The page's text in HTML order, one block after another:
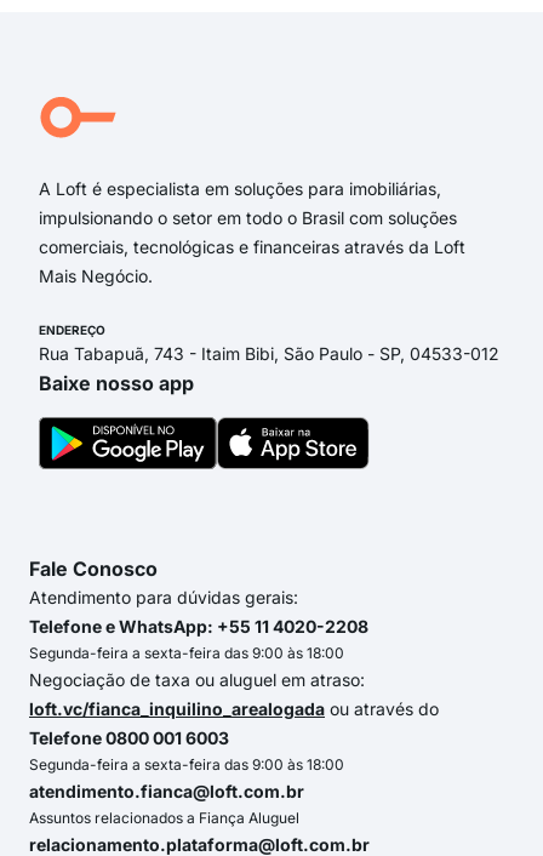
A Loft é especialista em soluções para imobiliárias,
impulsionando o setor em todo o Brasil com soluções
comerciais, tecnológicas e financeiras através da Loft
Mais Negócio.
ENDEREÇO
Rua Tabapuã, 743 - Itaim Bibi, São Paulo - SP, 04533-012
Baixe nosso app
Fale Conosco
Atendimento para dúvidas gerais:
Telefone e WhatsApp: +55 11 4020-2208
Segunda-feira a sexta-feira das 9:00 às 18:00
Negociação de taxa ou aluguel em atraso:
loft.vc/fianca_inquilino_arealogada ou através do
Telefone 0800 001 6003
Segunda-feira a sexta-feira das 9:00 às 18:00
atendimento.fianca@loft.com.br
Assuntos relacionados a Fiança Aluguel
relacionamento.plataforma@loft.com.br